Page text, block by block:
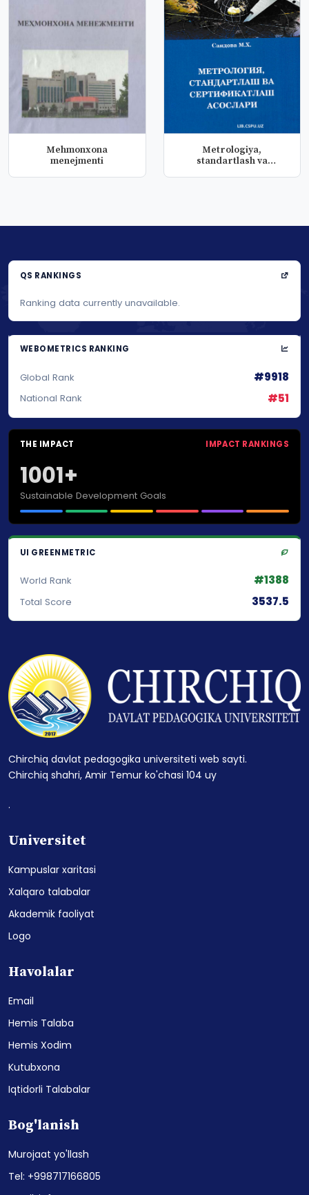
Mehmonxona
menejmenti
Metrologiya,
standartlash va
QS RANKINGS
Ranking data currently unavailable.
WEBOMETRICS RANKING
Global Rank #9918
National Rank #51
THE IMPACT IMPACT RANKINGS
1001+
Sustainable Development Goals
UI GREENMETRIC
World Rank #1388
Total Score 3537.5
Chirchiq davlat pedagogika universiteti web sayti.
Chirchiq shahri, Amir Temur ko'chasi 104 uy
.
Universitet
Kampuslar xaritasi
Xalqaro talabalar
Akademik faoliyat
Logo
Havolalar
Email
Hemis Talaba
Hemis Xodim
Kutubxona
Iqtidorli Talabalar
Bog'lanish
Murojaat yo'llash
Tel: +998717166805